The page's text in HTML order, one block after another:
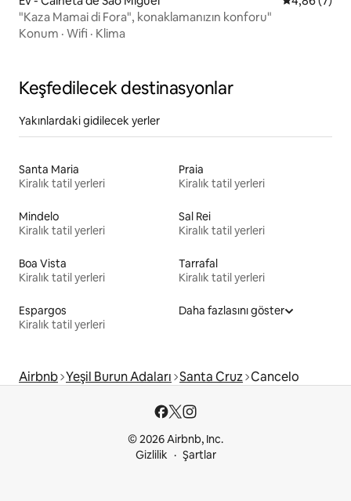
"Kaza Mamai di Fora", konaklamanızın konforu"
Konum · Wifi · Klima
Keşfedilecek destinasyonlar
Yakınlardaki gidilecek yerler
Santa Maria
Kiralık tatil yerleri
Praia
Kiralık tatil yerleri
Mindelo
Kiralık tatil yerleri
Sal Rei
Kiralık tatil yerleri
Boa Vista
Kiralık tatil yerleri
Tarrafal
Kiralık tatil yerleri
Espargos
Kiralık tatil yerleri
Daha fazlasını göster
Airbnb Yeşil Burun Adaları Santa Cruz Cancelo
© 2026 Airbnb, Inc.
Gizlilik
Şartlar